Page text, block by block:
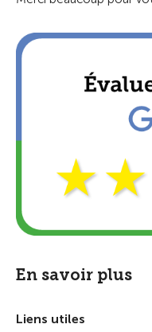
En savoir plus
Liens utiles